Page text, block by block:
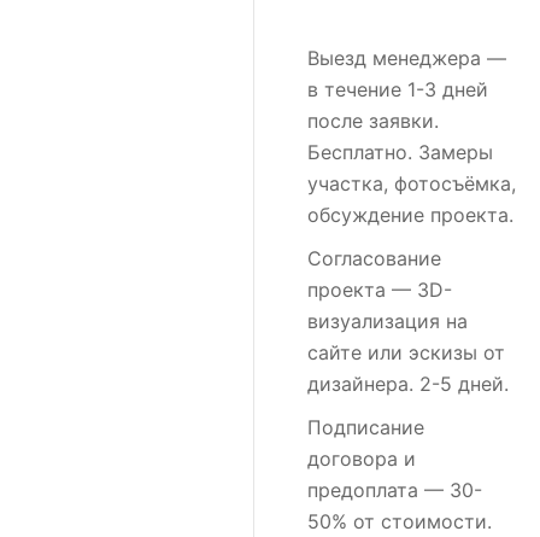
Выезд менеджера —
в течение 1-3 дней
после заявки.
Бесплатно. Замеры
участка, фотосъёмка,
обсуждение проекта.
Согласование
проекта — 3D-
визуализация на
сайте или эскизы от
дизайнера. 2-5 дней.
Подписание
договора и
предоплата — 30-
50% от стоимости.